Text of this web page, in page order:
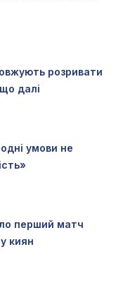
розривати
далі
умови не
перший матч
киян